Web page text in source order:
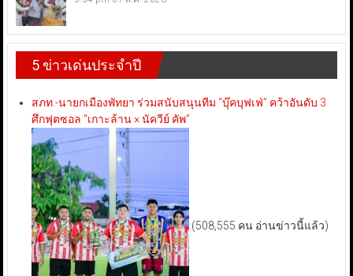
5 ข่าวเด่นประจำปี
สภท.-นายกเมืองพัทยา ร่วมสนับสนุนทีม “บุ๊คบุฟเฟ่” คว้าอันดับ 3
ศึกฟุตซอล “เกาะล้าน × นัควีย์ คัพ”
(508,555 คน อ่านข่าวนี้แล้ว)